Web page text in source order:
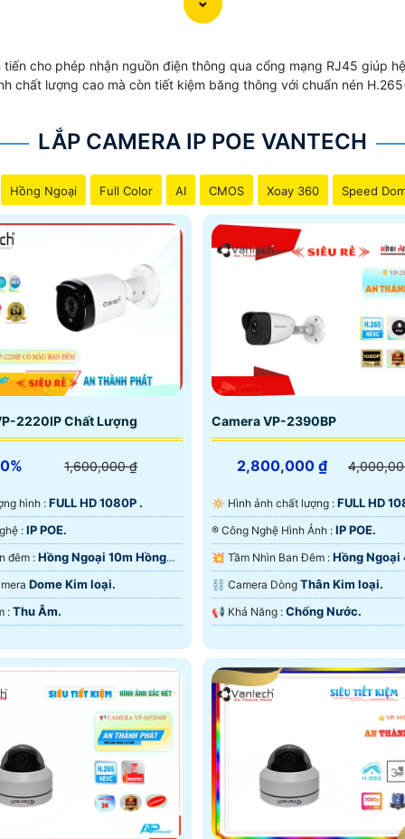
tiến cho phép nhận nguồn điện thông qua cổng mạng RJ45 giúp
chất lượng cao mà còn tiết kiệm băng thông với chuẩn nén
LẮP CAMERA IP POE VANTECH
Hồng Ngoại Full Color AI CMOS Xoay 360 Speed
2220IP Chất Lượng
1,600,000 ₫
hình : FULL HD 1080P .
✳️ Công Nghệ : IP POE.
💡 Xem ban đêm : Hồng Ngoại 10m Hồng
Dome Kim loại.
️🔔 Ưu Điểm : Thu Âm.
Camera VP-2390BP
2,800,000 ₫
🔅 Hình ảnh chất lượng : FULL HD
®️ Công Nghệ Hình Ảnh : IP POE.
💥 Tầm Nhìn Ban Đêm : Hồng Ngoại
Hồng Ngoại Smart IR.
⛓ Camera Dòng Thân Kim loại.
️📢 Khả Năng : Chống Nước.